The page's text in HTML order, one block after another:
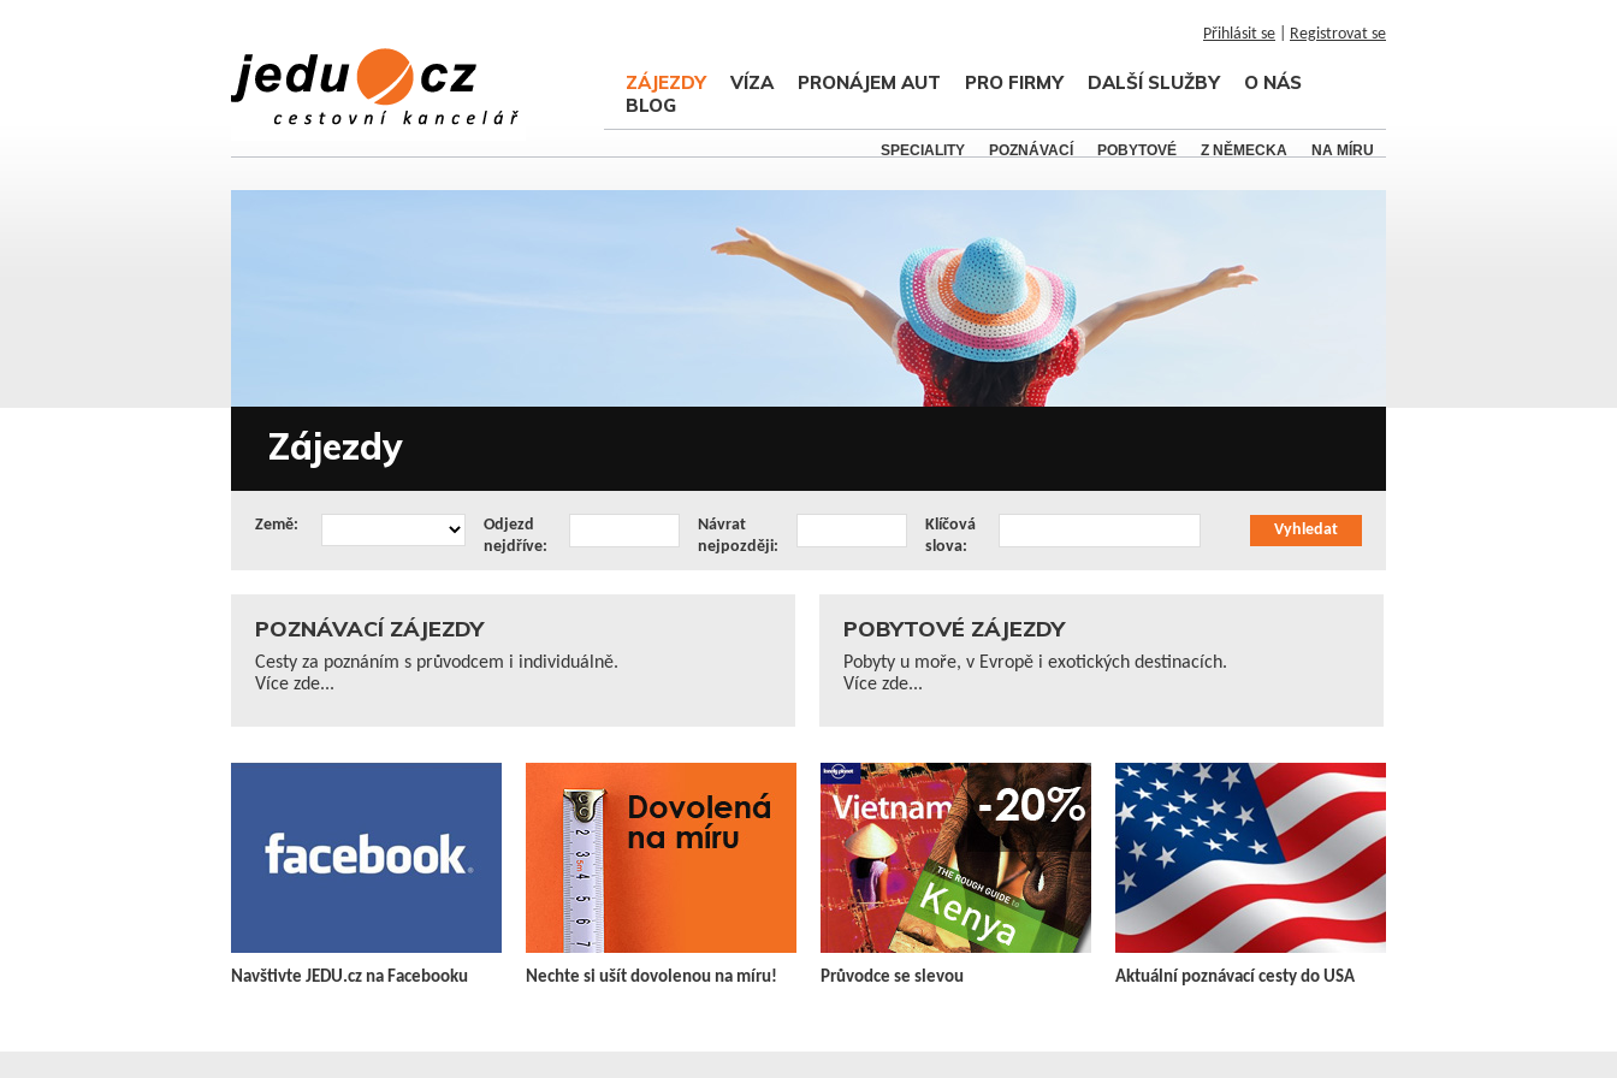
Přihlásit se Registrovat se
ZÁJEZDY VÍZA PRONÁJEM AUT PRO FIRMY DALŠÍ SLUŽBY
O NÁS
BLOG
SPECIALITY POZNÁVACÍ POBYTOVÉ Z NĚMECKA NA MÍRU
Zájezdy
Země:
Odjezd
nejdříve:
Návrat
nejpozději:
Klíčová
slova:
Vyhledat
POZNÁVACÍ ZÁJEZDY
Cesty za poznáním s průvodcem i individuálně.
Více zde...
POBYTOVÉ ZÁJEZDY
Pobyty u moře, v Evropě i exotických destinacích.
Více zde...
Navštivte JEDU.cz na Facebooku Nechte si ušít dovolenou na míru! Průvodce se slevou Aktuální poznávací cesty do USA